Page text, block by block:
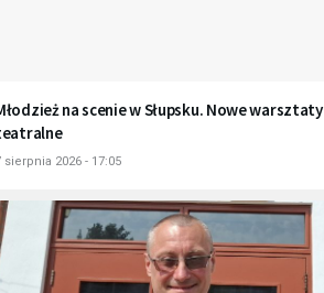
na scenie w Słupsku. Nowe warsztaty
sierpnia 2026 - 17:05